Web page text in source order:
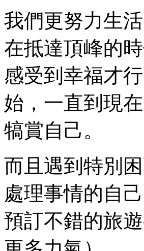
我們更努力生
在抵達頂峰的
感受到幸福才
始，一直到現
犒賞自己。
而且遇到特別
處理事情的自
預訂不錯的旅